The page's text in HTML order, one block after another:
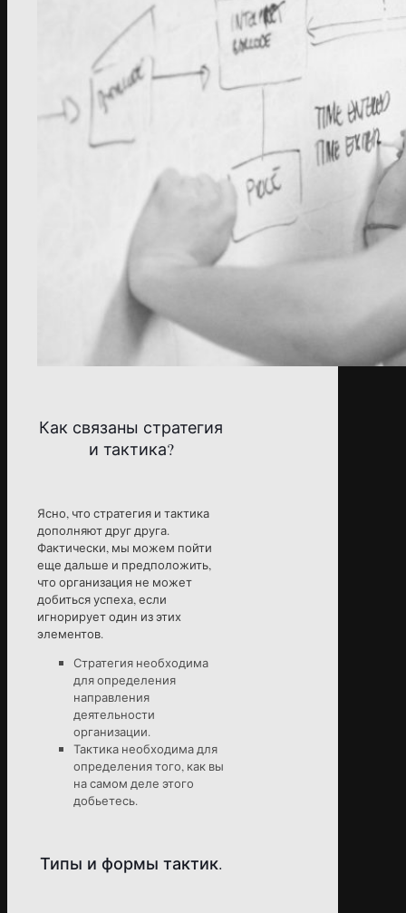
Как связаны стратегия
и тактика?
Ясно, что стратегия и тактика
дополняют друг друга.
Фактически, мы можем пойти
еще дальше и предположить,
что организация не может
добиться успеха, если
игнорирует один из этих
элементов.
Стратегия необходима
для определения
направления
деятельности
организации.
Тактика необходима для
определения того, как вы
на самом деле этого
добьетесь.
Типы и формы тактик.